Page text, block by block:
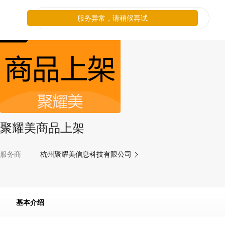
聚耀美商品上架
服务商 杭州聚耀美信息科技有限公司
基本介绍
服务异常，请稍候再试